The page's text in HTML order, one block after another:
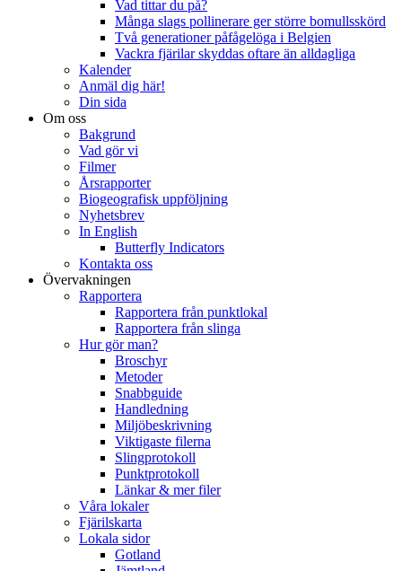
Vad tittar du på?
Många slags pollinerare ger större bomullsskörd
Två generationer påfågelöga i Belgien
Vackra fjärilar skyddas oftare än alldagliga
Kalender
Anmäl dig här!
Din sida
Om oss
Bakgrund
Vad gör vi
Filmer
Årsrapporter
Biogeografisk uppföljning
Nyhetsbrev
In English
Butterfly Indicators
Kontakta oss
Övervakningen
Rapportera
Rapportera från punktlokal
Rapportera från slinga
Hur gör man?
Broschyr
Metoder
Snabbguide
Handledning
Miljöbeskrivning
Viktigaste filerna
Slingprotokoll
Punktprotokoll
Länkar & mer filer
Våra lokaler
Fjärilskarta
Lokala sidor
Gotland